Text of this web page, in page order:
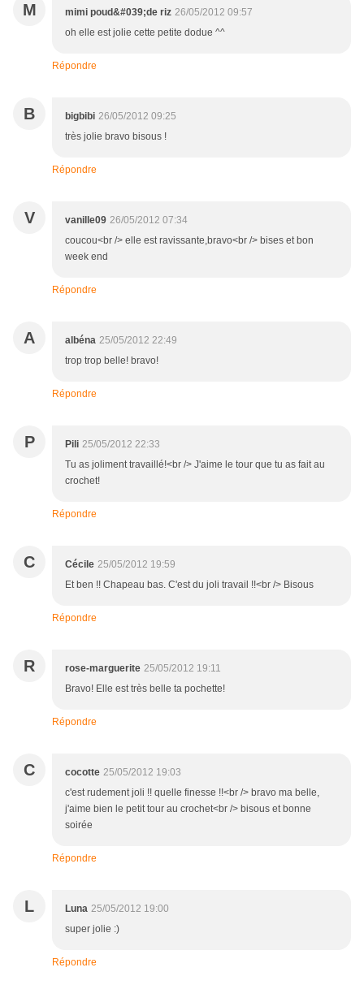
M mimi poud&#039;de riz 26/05/2012 09:57
oh elle est jolie cette petite dodue ^^
Répondre
B bigbibi 26/05/2012 09:25
très jolie bravo bisous !
Répondre
V vanille09 26/05/2012 07:34
coucou<br /> elle est ravissante,bravo<br /> bises et bon
week end
Répondre
A albéna 25/05/2012 22:49
trop trop belle! bravo!
Répondre
P Pili 25/05/2012 22:33
Tu as joliment travaillé!<br /> J'aime le tour que tu as fait au
crochet!
Répondre
C Cécile 25/05/2012 19:59
Et ben !! Chapeau bas. C'est du joli travail !!<br /> Bisous
Répondre
R rose-marguerite 25/05/2012 19:11
Bravo! Elle est très belle ta pochette!
Répondre
C cocotte 25/05/2012 19:03
c'est rudement joli !! quelle finesse !!<br /> bravo ma belle,
j'aime bien le petit tour au crochet<br /> bisous et bonne
soirée
Répondre
L Luna 25/05/2012 19:00
super jolie :)
Répondre